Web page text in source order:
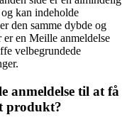
kan indeholde
den samme dybde og
en Meille anmeldelse
velbegrundede
anmeldelse til at få
produkt?